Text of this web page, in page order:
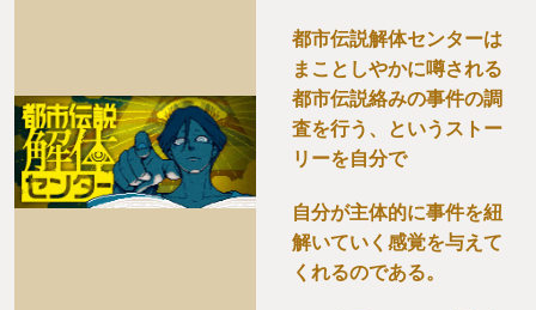
都市伝説解体センターは
まことしやかに噂される
都市伝説絡みの事件の調
査を行う、というストー
リーを自分で
自分が主体的に事件を紐
解いていく感覚を与えて
くれるのである。